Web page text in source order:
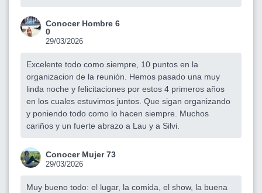
Conocer Hombre 6
0
29/03/2026
Excelente todo como siempre, 10 puntos en la
organizacion de la reunión. Hemos pasado una muy
linda noche y felicitaciones por estos 4 primeros años
en los cuales estuvimos juntos. Que sigan organizando
y poniendo todo como lo hacen siempre. Muchos
cariños y un fuerte abrazo a Lau y a Silvi.
Conocer Mujer 73
29/03/2026
Muy bueno todo: el lugar, la comida, el show, la buena